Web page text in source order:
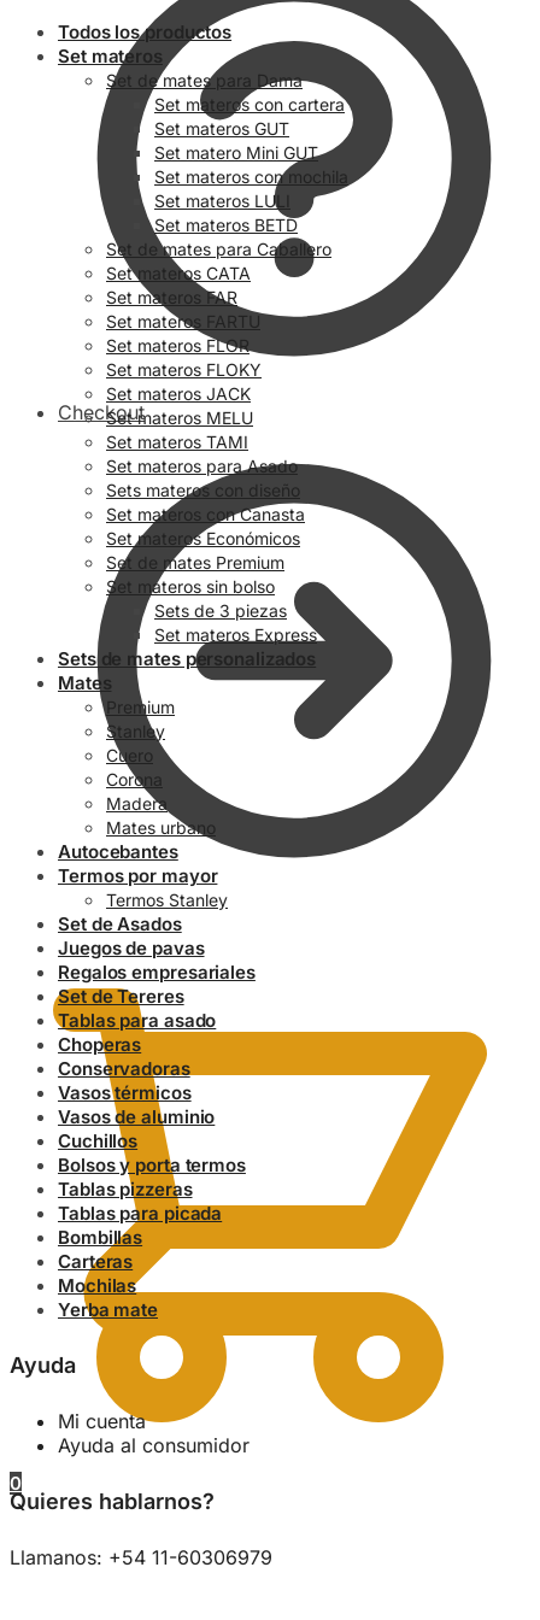
Checkout
0.00 $
0
Todos los productos
Set materos
Set de mates para Dama
Set materos con cartera
Set materos GUT
Set matero Mini GUT
Set materos con mochila
Set materos LULI
Set materos BETD
Set de mates para Caballero
Set materos CATA
Set materos FAR
Set materos FARTU
Set materos FLOR
Set materos FLOKY
Set materos JACK
Set materos MELU
Set materos TAMI
Set materos para Asado
Sets materos con diseño
Set materos con Canasta
Set materos Económicos
Set de mates Premium
Set materos sin bolso
Sets de 3 piezas
Set materos Express
Sets de mates personalizados
Mates
Premium
Stanley
Cuero
Corona
Madera
Mates urbano
Autocebantes
Termos por mayor
Termos Stanley
Set de Asados
Juegos de pavas
Regalos empresariales
Set de Tereres
Tablas para asado
Choperas
Conservadoras
Vasos térmicos
Vasos de aluminio
Cuchillos
Bolsos y porta termos
Tablas pizzeras
Tablas para picada
Bombillas
Carteras
Mochilas
Yerba mate
Ayuda
Mi cuenta
Ayuda al consumidor
Quieres hablarnos?
Llamanos: +54 11-60306979